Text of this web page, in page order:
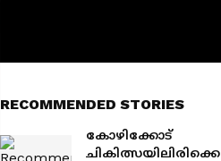
RECOMMENDED STORIES
കോഴിക്കോട്
ചികിത്സയിലിരിക്കെ